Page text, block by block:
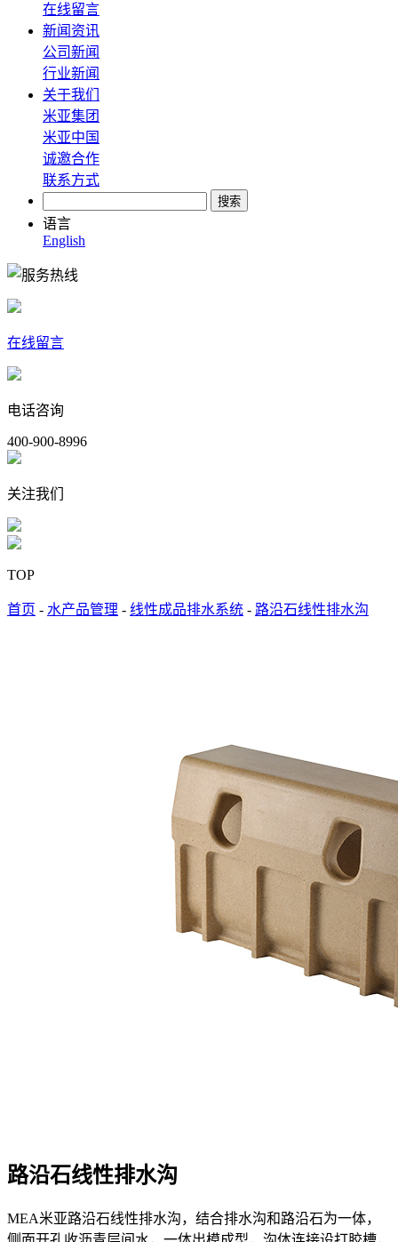
在线留言
新闻资讯
公司新闻
行业新闻
关于我们
米亚集团
米亚中国
诚邀合作
联系方式
语言
English
在线留言
电话咨询
400-900-8996
关注我们
TOP
首页 - 水产品管理 - 线性成品排水系统 - 路沿石线性排水沟
路沿石线性排水沟
MEA米亚路沿石线性排水沟，结合排水沟和路沿石为一体，